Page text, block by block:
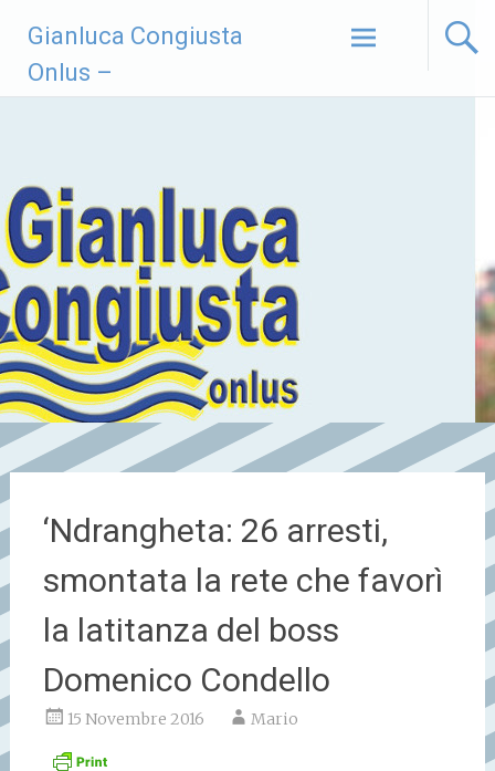
contenuto
Gianluca Congiusta
Onlus –
‘Ndrangheta: 26 arresti,
smontata la rete che favorì
la latitanza del boss
Domenico Condello
15 Novembre 2016 Mario